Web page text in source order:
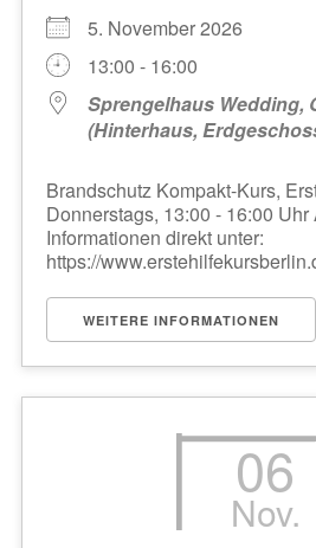
5. November 2026
13:00 - 16:00
Sprengelhaus Wedding,
(Hinterhaus,
Brandschutz Kompakt-Kurs,
Donnerstags, 13:00 - 16:00
Informationen direkt unter:
https://
WEITERE INFORMATIONEN
06
Nov.